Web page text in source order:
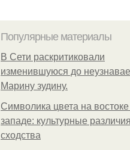
Популярные материалы
В Сети раскритиковали
изменившуюся до
Марину зудину.
Символика цвета на востоке
западе: культурные
сходства